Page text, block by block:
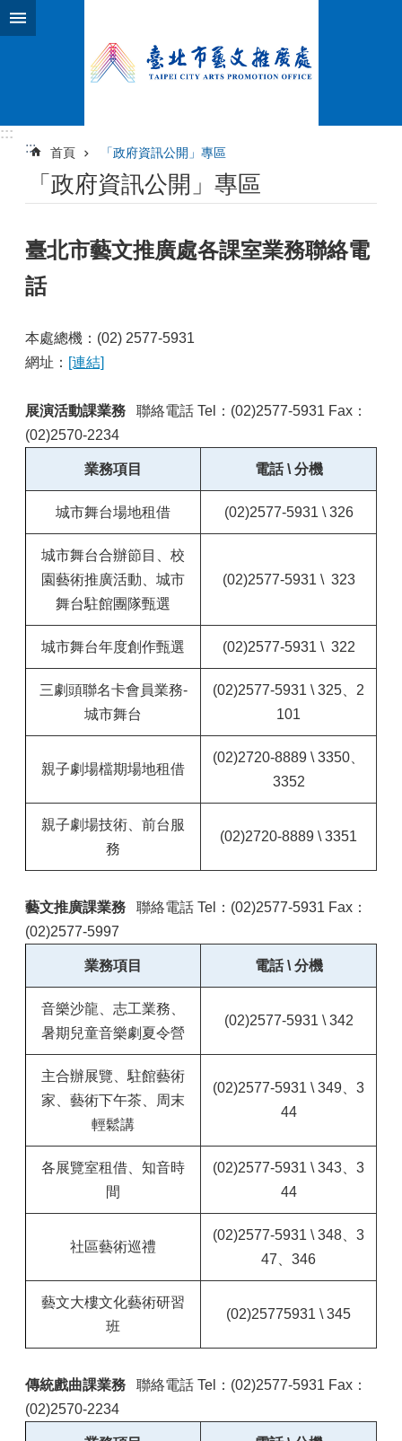
跳到主要內容區塊
:::
:::
首頁 「政府資訊公開」專區
「政府資訊公開」專區
臺北市藝文推廣處各課室業務聯絡電
話
本處總機：(02) 2577-5931
網址： [連結]
業務項目 電話 \ 分機
展演活動課業務 聯絡電話 Tel：(02)2577-5931 Fax：
(02)2570-2234
城市舞台場地租借 (02)2577-5931 \ 326
城市舞台合辦節目、校
園藝術推廣活動、城市
舞台駐館團隊甄選
(02)2577-5931 \ 323
城市舞台年度創作甄選 (02)2577-5931 \ 322
三劇頭聯名卡會員業務-
城市舞台
(02)2577-5931 \ 325、2
101
親子劇場檔期場地租借
(02)2720-8889 \ 3350、
3352
親子劇場技術、前台服
務
(02)2720-8889 \ 3351
業務項目 電話 \ 分機
藝文推廣課業務 聯絡電話 Tel：(02)2577-5931 Fax：
(02)2577-5997
音樂沙龍、 志工業務、
暑期兒童音樂劇夏令營
(02)2577-5931 \ 342
主合辦展覽、駐館藝術
家、藝術下午茶、周末
輕鬆講
(02)2577-5931 \ 349、3
44
各展覽室租借、知音時
間
(02)2577-5931 \ 343、3
44
社區藝術巡禮
(02)2577-5931 \ 348、3
47、346
藝文大樓文化藝術研習
班
(02)25775931 \ 345
傳統戲曲課業務 聯絡電話 Tel：(02)2577-5931 Fax：
(02)2570-2234